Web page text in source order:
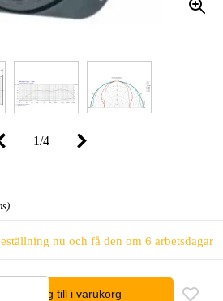
1/4
nu och få den om 6 arbetsdagar
lägg till i varukorg